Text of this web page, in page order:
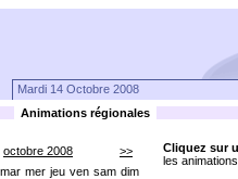
Mardi 14 Octobre 2008
Animations régionales
octobre 2008
>>
mar mer jeu ven sam dim
Cliquez sur
les